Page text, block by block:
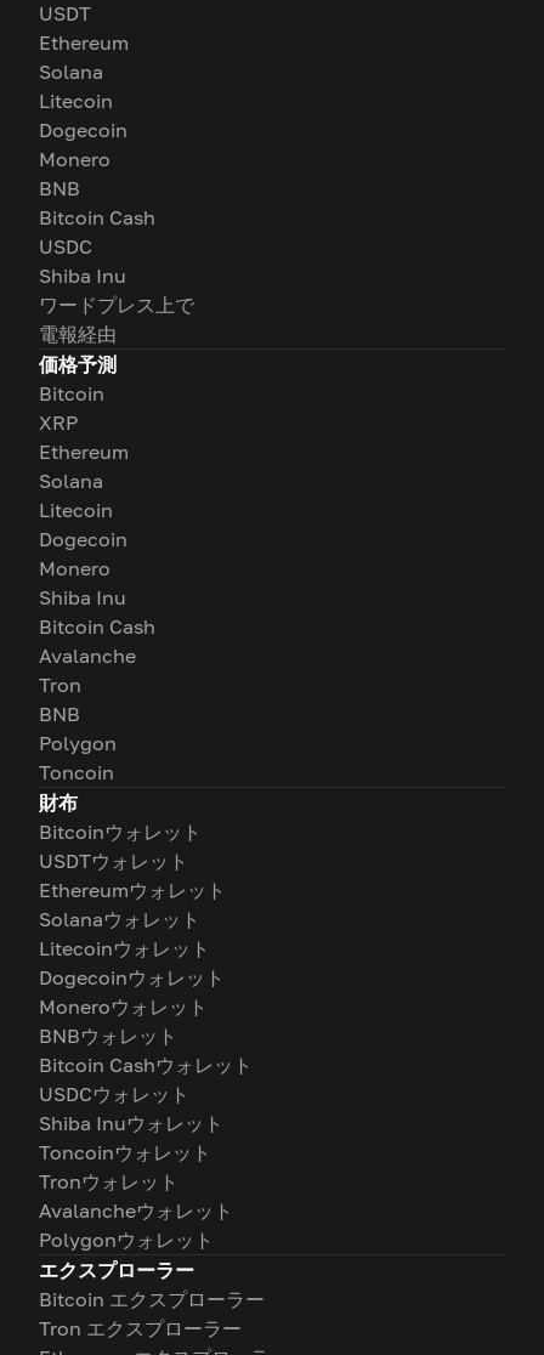
USDT
Ethereum
Solana
Litecoin
Dogecoin
Monero
BNB
Bitcoin Cash
USDC
Shiba Inu
ワードプレス上で
電報経由
価格予測
Bitcoin
XRP
Ethereum
Solana
Litecoin
Dogecoin
Monero
Shiba Inu
Bitcoin Cash
Avalanche
Tron
BNB
Polygon
Toncoin
財布
Bitcoinウォレット
USDTウォレット
Ethereumウォレット
Solanaウォレット
Litecoinウォレット
Dogecoinウォレット
Moneroウォレット
BNBウォレット
Bitcoin Cashウォレット
USDCウォレット
Shiba Inuウォレット
Toncoinウォレット
Tronウォレット
Avalancheウォレット
Polygonウォレット
エクスプローラー
Bitcoin エクスプローラー
Tron エクスプローラー